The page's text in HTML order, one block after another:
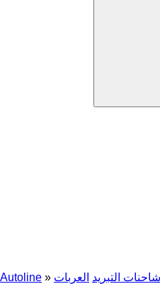
Autoline » التبريد العربات